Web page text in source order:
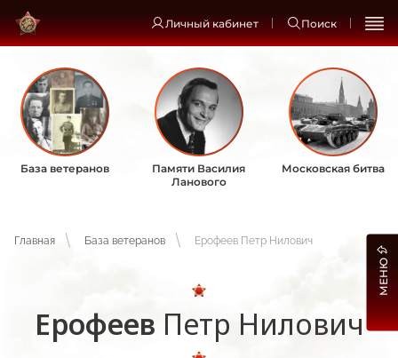
Личный кабинет Поиск
База ветеранов
Памяти Василия
Ланового
Московская битва
Главная База ветеранов Ерофеев Петр Нилович
Ерофеев Петр Нилович
МЕНЮ